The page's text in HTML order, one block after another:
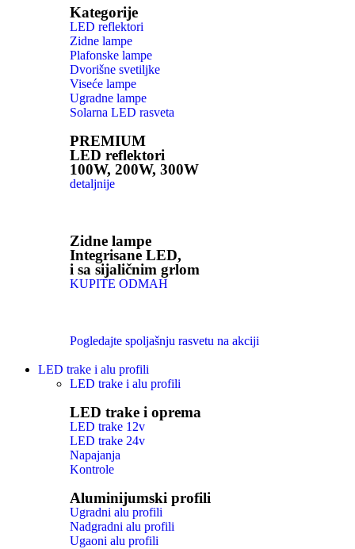
Kategorije
LED reflektori
Zidne lampe
Plafonske lampe
Dvorišne svetiljke
Viseće lampe
Ugradne lampe
Solarna LED rasveta
PREMIUM
LED reflektori
100W, 200W, 300W
detaljnije
Zidne lampe
Integrisane LED,
i sa sijaličnim grlom
KUPITE ODMAH
Pogledajte spoljašnju rasvetu na akciji
LED trake i alu profili
LED trake i alu profili
LED trake i oprema
LED trake 12v
LED trake 24v
Napajanja
Kontrole
Aluminijumski profili
Ugradni alu profili
Nadgradni alu profili
Ugaoni alu profili